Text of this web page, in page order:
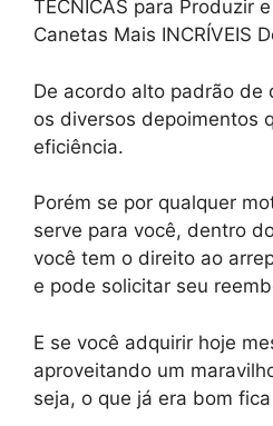
TÉCNICAS para Produzir
Canetas Mais INCRÍVEIS
De acordo alto padrão de
os diversos depoimentos
eficiência.
Porém se por qualquer
serve para você, dentro
você tem o direito ao
e pode solicitar seu
E se você adquirir hoje
aproveitando um
seja, o que já era bom